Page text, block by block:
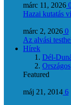
márc 11, 2026
Hazai kutatás
márc 2, 2026 0
Az alvási
Hírek
Dél-
Országos
Featured
máj 21, 2014 6